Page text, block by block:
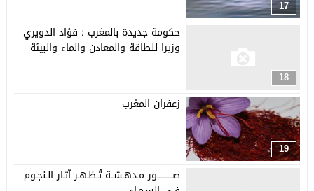
17
18
حكومة جديدة بالمغرب : فؤاد الدويري
وزيرا للطاقة والمعادن والماء والبيئة
19
زعفران المغرب
صـــــــــــور مـدهـشــة تُـظـهـر آثـار الـنجـوم